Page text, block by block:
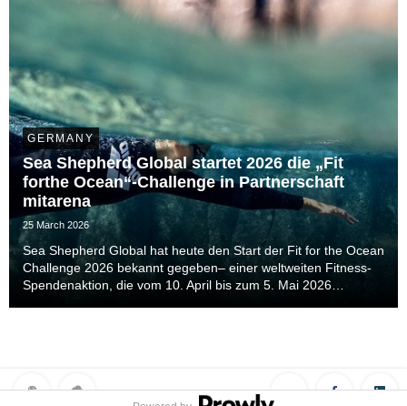
GERMANY
Sea Shepherd Global startet 2026 die „Fit
forthe Ocean“-Challenge in Partnerschaft
mitarena
25 March 2026
Sea Shepherd Global hat heute den Start der Fit for the Ocean
Challenge 2026 bekannt gegeben– einer weltweiten Fitness-
Spendenaktion, die vom 10. April bis zum 5. Mai 2026